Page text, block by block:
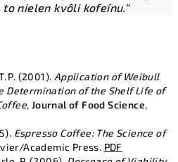
nielen kvôli kofeínu.“
P. (2001). Application of Weibull
Determination of the Shelf Life of
, Journal of Food Science,
Espresso Coffee: The Science of
Academic Press. PDF